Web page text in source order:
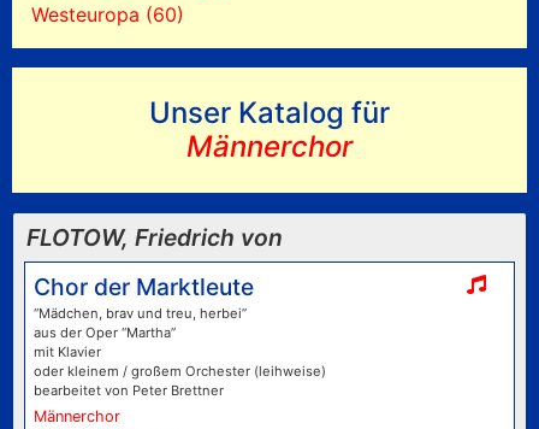
Westeuropa (60)
Unser Katalog für
Männerchor
FLOTOW, Friedrich von
Chor der Marktleute
“Mädchen, brav und treu, herbei”
aus der Oper “Martha”
mit Klavier
oder kleinem / großem Orchester (leihweise)
bearbeitet von Peter Brettner
Männerchor